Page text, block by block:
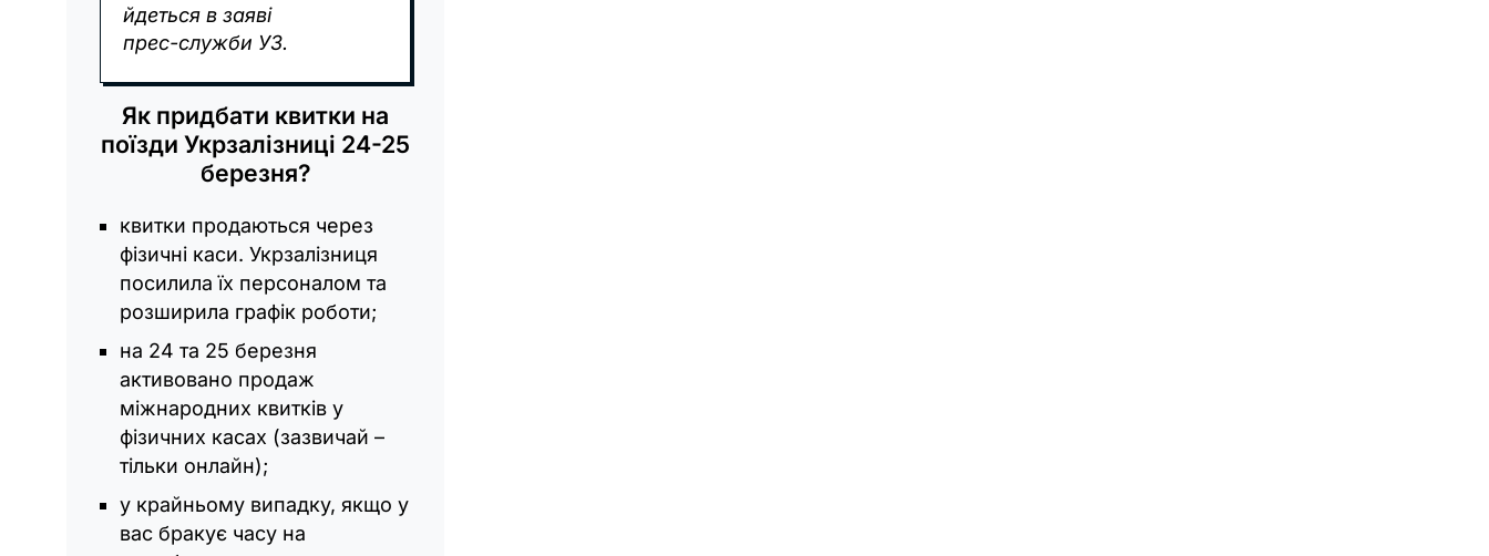
йдеться в заяві
прес-служби УЗ.
Як придбати квитки на
поїзди Укрзалізниці 24-25
березня?
квитки продаються через
фізичні каси. Укрзалізниця
посилила їх персоналом та
розширила графік роботи;
на 24 та 25 березня
активовано продаж
міжнародних квитків у
фізичних касах (зазвичай –
тільки онлайн);
у крайньому випадку, якщо у
вас бракує часу на